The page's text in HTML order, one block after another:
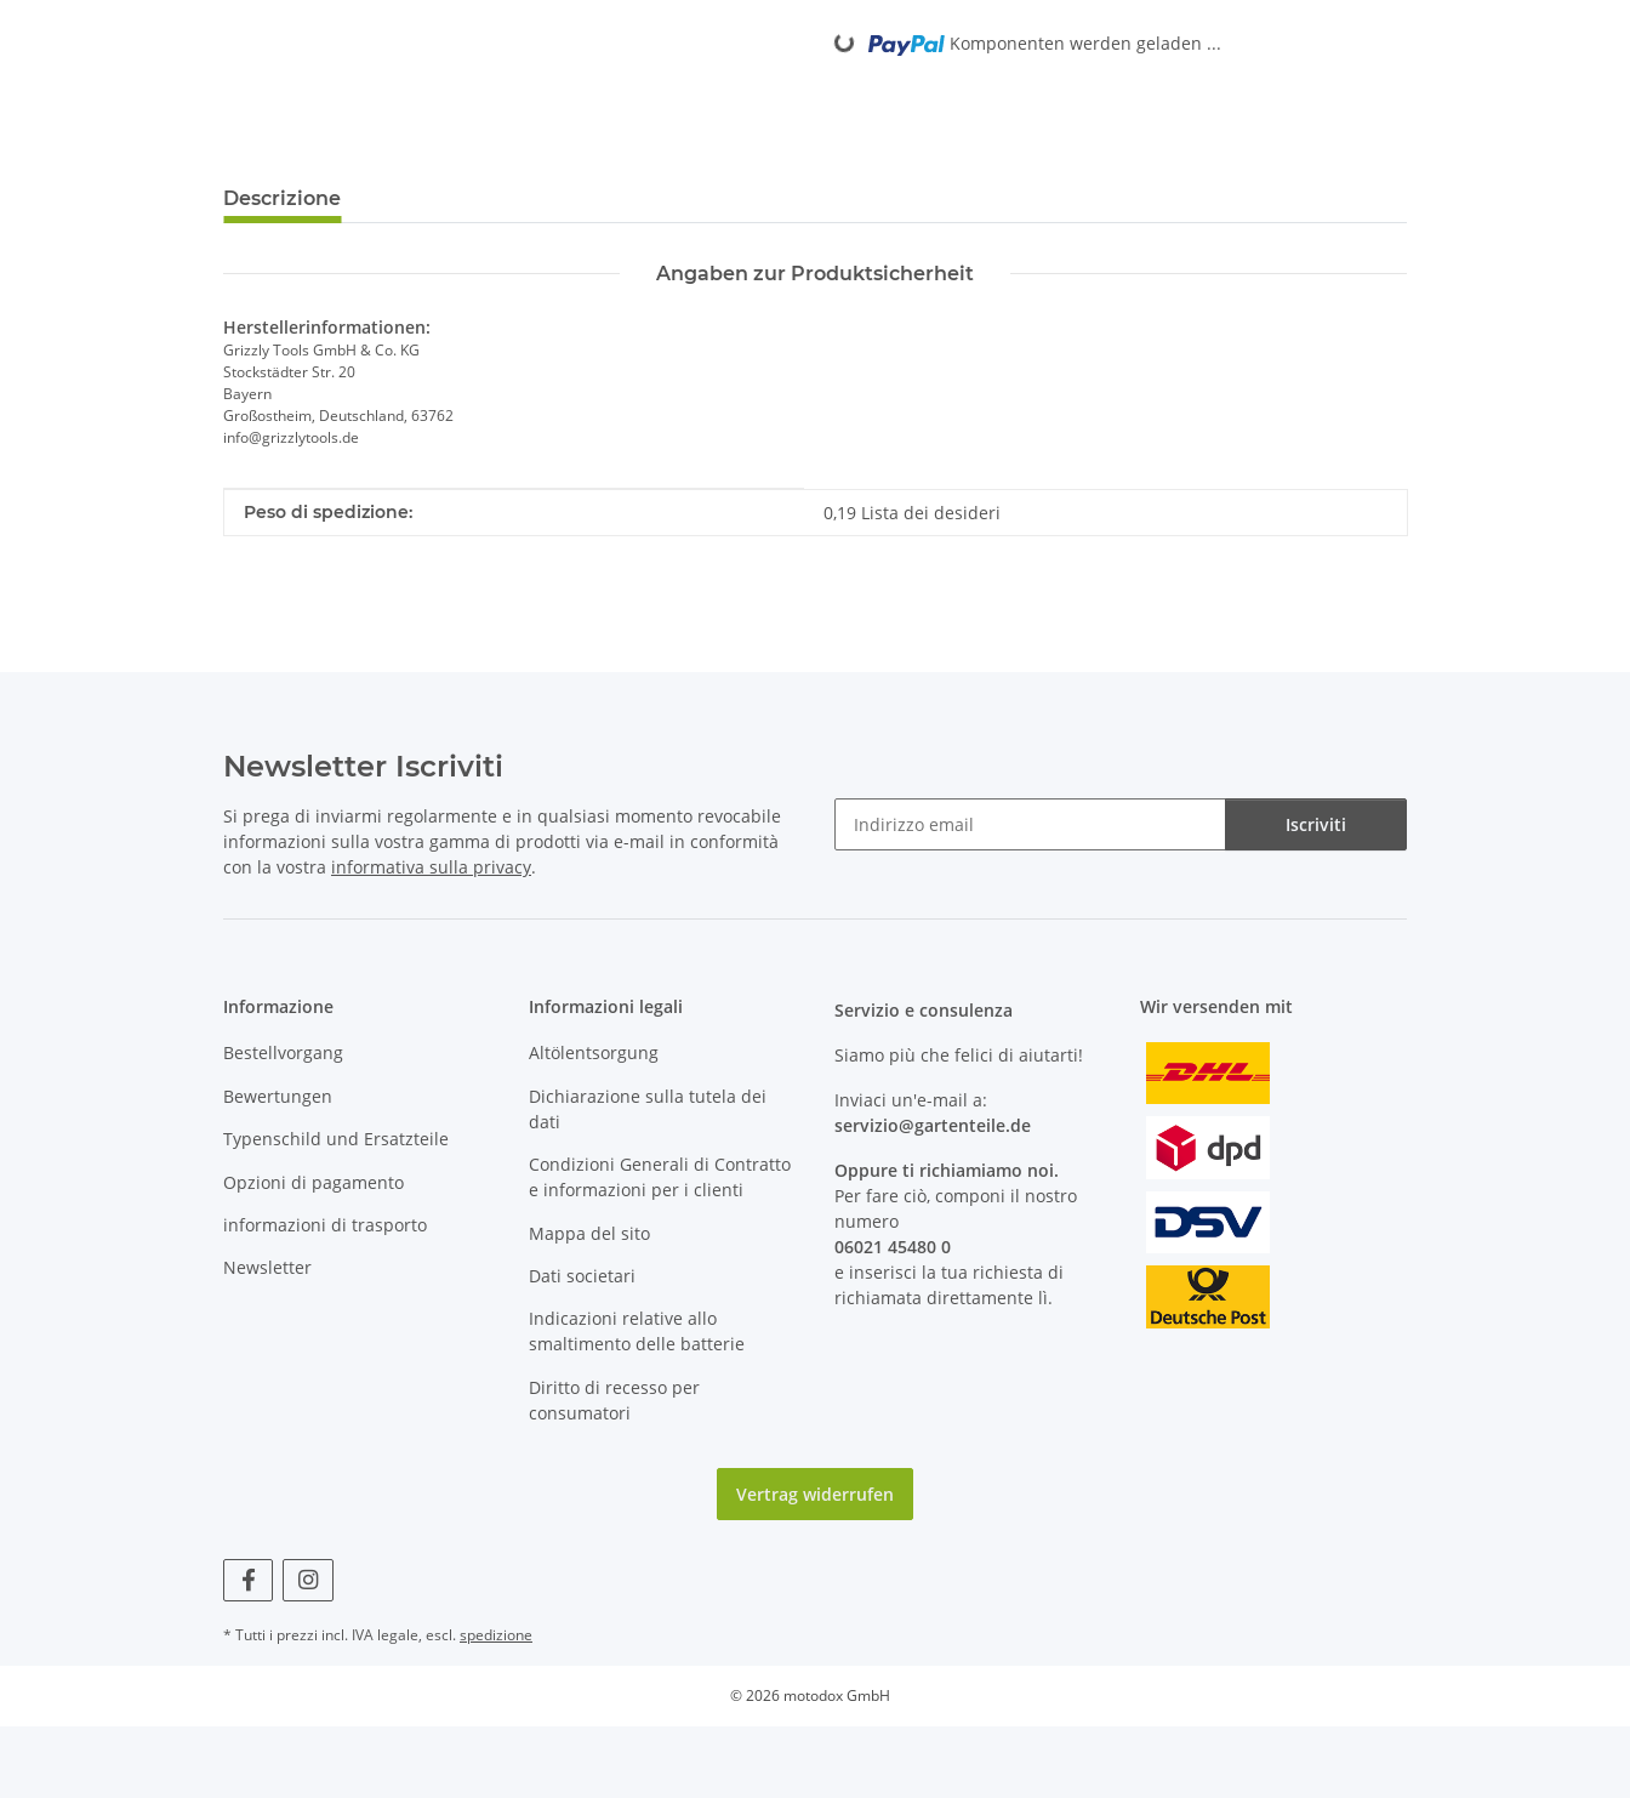
Loading... Komponenten werden geladen ...
Descrizione
Angaben zur Produktsicherheit
Herstellerinformationen:
Grizzly Tools GmbH & Co. KG
Stockstädter Str. 20
Bayern
Großostheim, Deutschland, 63762
info@grizzlytools.de
Caratteristica del prodotto
Valore
Peso di spedizione: 0,19 Lista dei desideri
Newsletter Iscriviti
Si prega di inviarmi regolarmente e in qualsiasi momento revocabile
informazioni sulla vostra gamma di prodotti via e-mail in conformità
con la vostra informativa sulla privacy.
Iscriviti
Informazione
Bestellvorgang
Bewertungen
Typenschild und Ersatzteile
Opzioni di pagamento
informazioni di trasporto
Newsletter
Informazioni legali
Altölentsorgung
Dichiarazione sulla tutela dei
dati
Condizioni Generali di Contratto
e informazioni per i clienti
Mappa del sito
Dati societari
Indicazioni relative allo
smaltimento delle batterie
Diritto di recesso per
consumatori
Servizio e consulenza
Siamo più che felici di aiutarti!
Inviaci un'e-mail a:
servizio@gartenteile.de
Oppure ti richiamiamo noi.
Per fare ciò, componi il nostro
numero
06021 45480 0
e inserisci la tua richiesta di
richiamata direttamente lì.
Wir versenden mit
Vertrag widerrufen
* Tutti i prezzi incl. IVA legale, escl.spedizione
© 2026 motodox GmbH